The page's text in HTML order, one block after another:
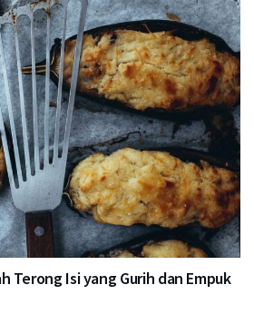
Terong Isi yang Gurih dan Empuk